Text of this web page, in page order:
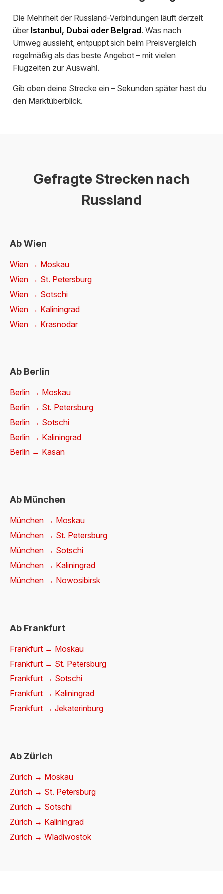
Die Mehrheit der Russland-Verbindungen läuft derzeit
über Istanbul, Dubai oder Belgrad. Was nach
Umweg aussieht, entpuppt sich beim Preisvergleich
regelmäßig als das beste Angebot – mit vielen
Flugzeiten zur Auswahl.
Gib oben deine Strecke ein – Sekunden später hast du
den Marktüberblick.
Gefragte Strecken nach
Russland
Ab Wien
Wien → Moskau
Wien → St. Petersburg
Wien → Sotschi
Wien → Kaliningrad
Wien → Krasnodar
Ab Berlin
Berlin → Moskau
Berlin → St. Petersburg
Berlin → Sotschi
Berlin → Kaliningrad
Berlin → Kasan
Ab München
München → Moskau
München → St. Petersburg
München → Sotschi
München → Kaliningrad
München → Nowosibirsk
Ab Frankfurt
Frankfurt → Moskau
Frankfurt → St. Petersburg
Frankfurt → Sotschi
Frankfurt → Kaliningrad
Frankfurt → Jekaterinburg
Ab Zürich
Zürich → Moskau
Zürich → St. Petersburg
Zürich → Sotschi
Zürich → Kaliningrad
Zürich → Wladiwostok